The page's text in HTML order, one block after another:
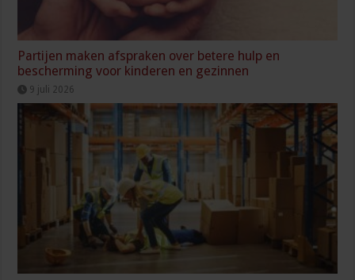
Partijen maken afspraken over betere hulp en
bescherming voor kinderen en gezinnen
9 juli 2026